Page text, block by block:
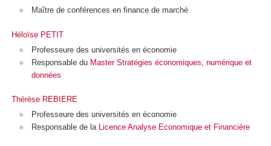
Maître de conférences en finance de marché
Héloïse PETIT
Professeure des universités en économie
Responsable du Master Stratégies économiques, numérique et
données
Thérèse REBIERE
Professeure des universités en économie
Responsable de la Licence Analyse Economique et Financière